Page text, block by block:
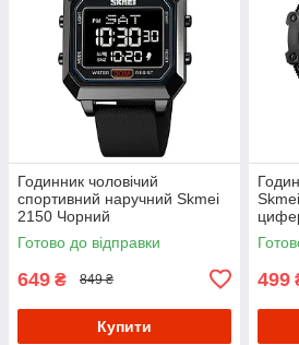
Годинник чоловічий
спортивний наручний Skmei
2150 Чорний
Готово до відправки
649 ₴ 849 ₴
Купити
499